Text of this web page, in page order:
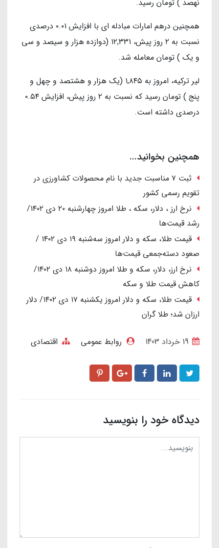
نهصد ) تومان رسید.
همچنین درهم امارات مبادله ای با افزایش ۰.۰۱ درصدی
نسبت به ۲ روز پیش، ۱۲,۳۳۱ (دوازده هزار و سیصد و سی
و یک ) تومان معامله شد.
لیر ترکیه، امروز به ۱,۸۴۵ (یک هزار و هشتصد و چهل و
پنج ) تومان رسید که نسبت به ۲ روز پیش، افزایش ۰.۵۴
درصدی داشته است.
همچنین بخوانید...
ثبت ۷ مناسبت جدید با نام محصولات کشاورزی در
تقویم رسمی کشور
نرخ ارز ، دلار، سکه ، طلا امروز چهارشنبه ۲۰ دی ۱۴۰۲/
رشد قیمت‌ها
قیمت طلا، سکه و دلار امروز سه‌شنبه ۱۹ دی ۱۴۰۲ /
صعود دسته‌جمعی قیمت‌ها
نرخ ارز، دلار، سکه و طلا امروز دوشنبه ۱۸ دی ۱۴۰۲/
کاهش قیمت طلا و سکه
قیمت طلا، سکه و دلار امروز یکشنبه ۱۷ دی ۱۴۰۲/ دلار
ارزان شد؛ طلا گران
روابط عمومی اقتصادی
دیدگاه خود را بنویسید